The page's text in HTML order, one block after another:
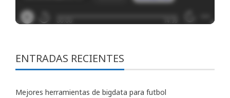
ENTRADAS RECIENTES
Mejores herramientas de bigdata para futbol